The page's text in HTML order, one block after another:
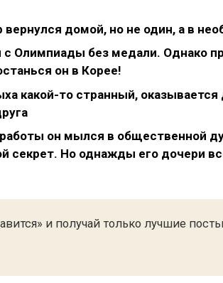
домой, но не один, а в
с Олимпиады без медали. Однако
он в Корее!
какой-то странный,
он мылся в общественной
секрет. Но однажды его дочери
и получай только лучшие